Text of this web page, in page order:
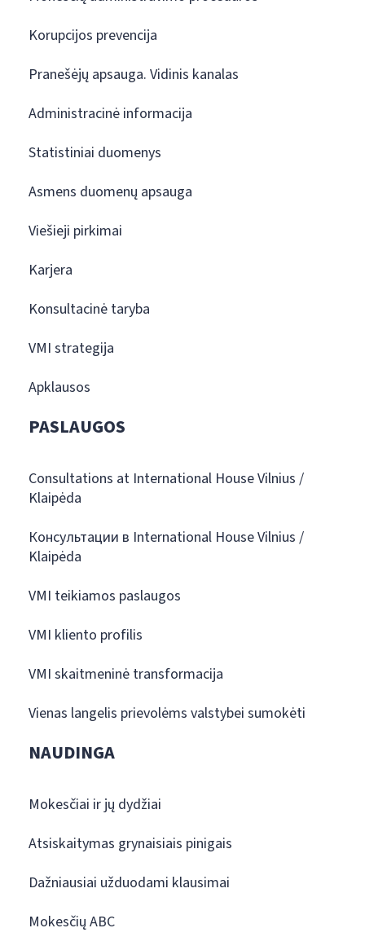
Korupcijos prevencija
Pranešėjų apsauga. Vidinis kanalas
Administracinė informacija
Statistiniai duomenys
Asmens duomenų apsauga
Viešieji pirkimai
Karjera
Konsultacinė taryba
VMI strategija
Apklausos
PASLAUGOS
Consultations at International House Vilnius /
Klaipėda
Консультации в International House Vilnius /
Klaipėda
VMI teikiamos paslaugos
VMI kliento profilis
VMI skaitmeninė transformacija
Vienas langelis prievolėms valstybei sumokėti
NAUDINGA
Mokesčiai ir jų dydžiai
Atsiskaitymas grynaisiais pinigais
Dažniausiai užduodami klausimai
Mokesčių ABC